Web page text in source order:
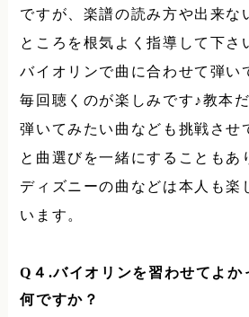
ですが、楽譜の読み方や出来な
ところを根気よく指導して下さ
バイオリンで曲に合わせて弾い
毎回聴くのが楽しみです♪教本
弾いてみたい曲なども挑戦させ
と曲選びを一緒にすることもあ
ディズニーの曲などは本人も楽
います。
Q ４ .バイオリンを習わせてよか
何ですか？